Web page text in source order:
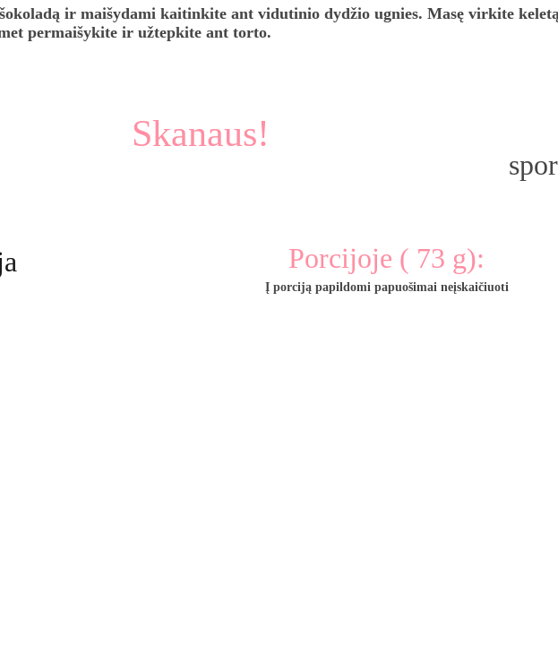
ir maišydami kaitinkite ant vidutinio dydžio ugnies. Masę virkite
permaišykite ir užtepkite ant torto.
Skanaus!
Porcijoje ( 73 g):
Į porciją papildomi papuošimai neįskaičiuoti